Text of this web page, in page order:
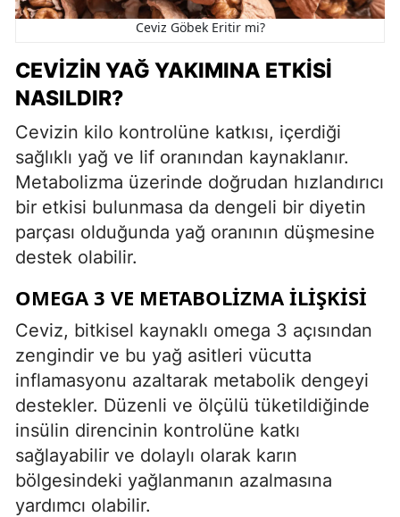
Ceviz Göbek Eritir mi?
CEVIZIN YAĞ YAKIMINA ETKISI
NASILDIR?
Cevizin kilo kontrolüne katkısı, içerdiği
sağlıklı yağ ve lif oranından kaynaklanır.
Metabolizma üzerinde doğrudan hızlandırıcı
bir etkisi bulunmasa da dengeli bir diyetin
parçası olduğunda yağ oranının düşmesine
destek olabilir.
OMEGA 3 VE METABOLIZMA İLIŞKISI
Ceviz, bitkisel kaynaklı omega 3 açısından
zengindir ve bu yağ asitleri vücutta
inflamasyonu azaltarak metabolik dengeyi
destekler. Düzenli ve ölçülü tüketildiğinde
insülin direncinin kontrolüne katkı
sağlayabilir ve dolaylı olarak karın
bölgesindeki yağlanmanın azalmasına
yardımcı olabilir.